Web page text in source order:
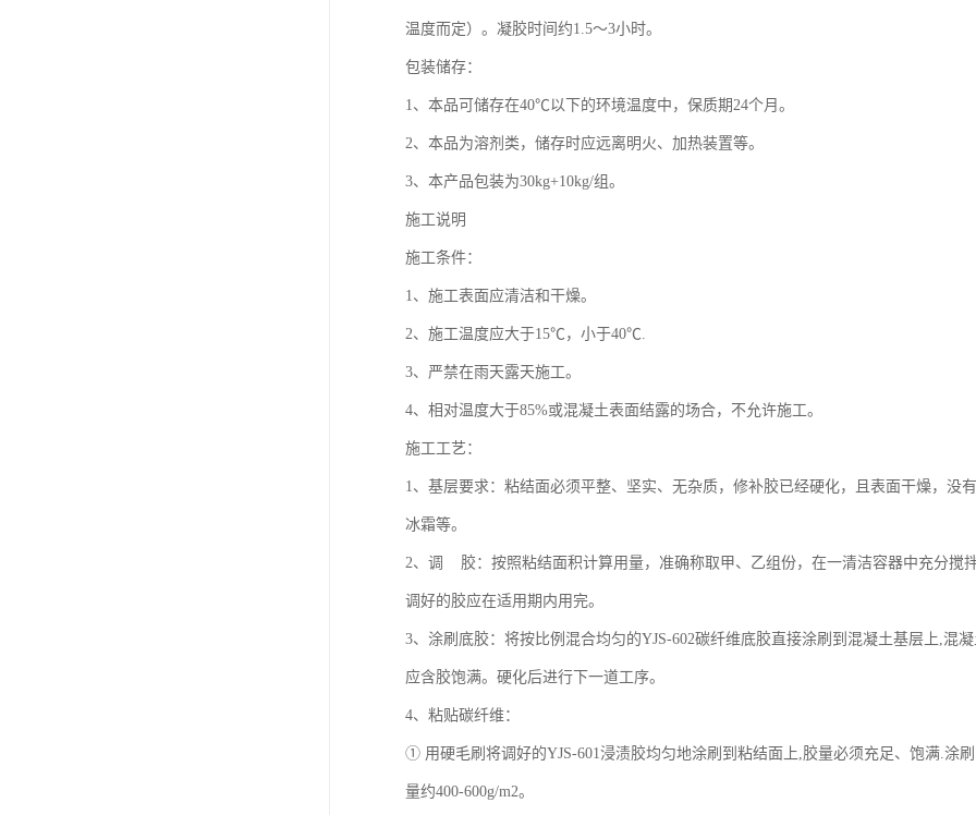
温度而定）。凝胶时间约1.5～3小时。
包装储存：
1、本品可储存在40℃以下的环境温度中，保质期24个月。
2、本品为溶剂类，储存时应远离明火、加热装置等。
3、本产品包装为30kg+10kg/组。
施工说明
施工条件：
1、施工表面应清洁和干燥。
2、施工温度应大于15℃，小于40℃.
3、严禁在雨天露天施工。
4、相对温度大于85%或混凝土表面结露的场合，不允许施工。
施工工艺：
1、基层要求：粘结面必须平整、坚实、无杂质，修补胶已经硬化，且表面干燥，没
冰霜等。
2、调 胶：按照粘结面积计算用量，准确称取甲、乙组份，在一清洁容器中充分搅
调好的胶应在适用期内用完。
3、涂刷底胶：将按比例混合均匀的YJS-602碳纤维底胶直接涂刷到混凝土基层上,混
应含胶饱满。硬化后进行下一道工序。
4、粘贴碳纤维：
① 用硬毛刷将调好的YJS-601浸渍胶均匀地涂刷到粘结面上,胶量必须充足、饱满.涂刷
量约400-600g/m2。